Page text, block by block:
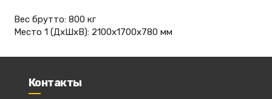
Вес брутто: 800 кг
Место 1 (ДхШхВ): 2100х1700х780 мм
Контакты